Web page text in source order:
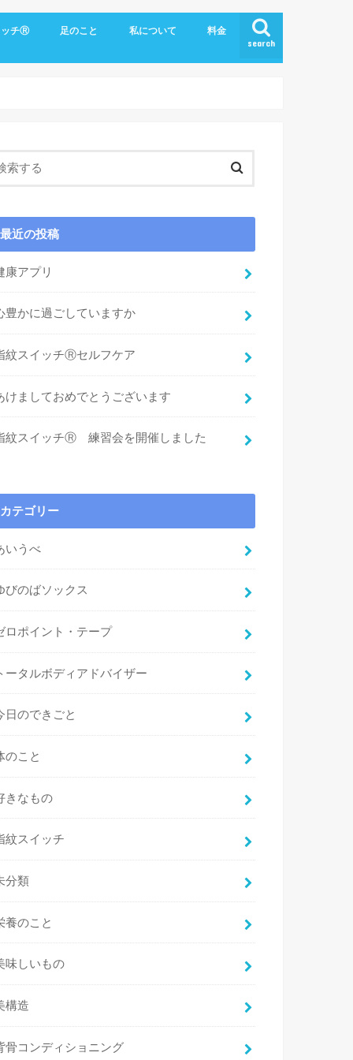
search
ッチⓇ 足のこと 私について 料金
最近の投稿
康アプリ
豊かに過ごしていますか
紋スイッチⓇセルフケア
けましておめでとうございます
紋スイッチⓇ 練習会を開催しました
カテゴリー
いうべ
びのばソックス
ロポイント・テープ
ータルボディアドバイザー
日のできごと
のこと
きなもの
紋スイッチ
分類
養のこと
味しいもの
構造
骨コンディショニング